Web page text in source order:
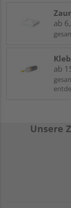
ab
ab
Unsere